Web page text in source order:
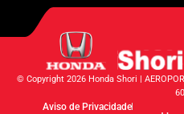
© Copyright 2026 Honda Shori |
60
Aviso de Privacidade